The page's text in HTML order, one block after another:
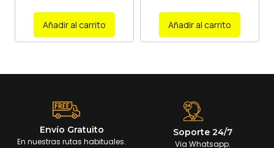
Añadir al carrito Añadir al carrito
Envío Gratuito
En nuestras rutas habituales.
Soporte 24/7
Via Whatsapp.